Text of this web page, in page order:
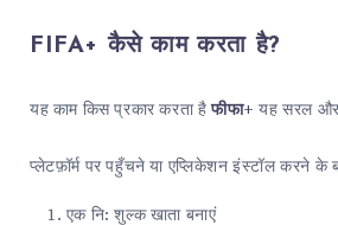
FIFA+ कैसे काम करता है?
यह काम किस प्रकार करता हैफीफा+ यह सरल और
प्लेटफ़ॉर्म पर पहुँचने या एप्लिकेशन इंस्टॉल करने के
एक नि: शुल्क खाता बनाएं